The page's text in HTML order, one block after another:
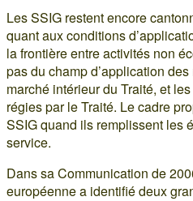
Les SSIG restent encore
quant aux conditions
la frontière entre activités non
pas du champ d’application
marché intérieur du Traité, et
régies par le Traité. Le cadre
SSIG quand ils remplissent les
service.
Dans sa Communication de
européenne a identifié deux